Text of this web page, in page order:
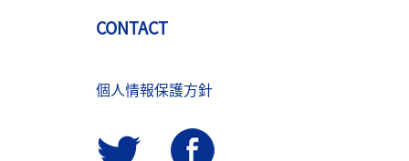
CONTACT
個人情報保護方針